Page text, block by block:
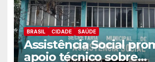
BRASIL CIDADE SAÚDE
Assistência Social
apoio técnico sobre